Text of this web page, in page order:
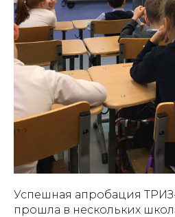
Успешная апробация
прошла в нескольких